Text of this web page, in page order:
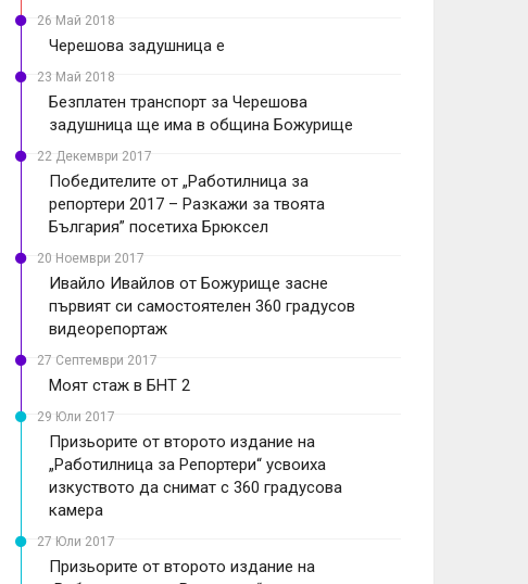
26 Май 2018
Черешова задушница е
23 Май 2018
Безплатен транспорт за Черешова
задушница ще има в община Божурище
22 Декември 2017
Победителите от „Работилница за
репортери 2017 – Разкажи за твоята
България” посетиха Брюксел
20 Ноември 2017
Ивайло Ивайлов от Божурище засне
първият си самостоятелен 360 градусов
видеорепортаж
27 Септември 2017
Моят стаж в БНТ 2
29 Юли 2017
Призьорите от второто издание на
„Работилница за Репортери“ усвоиха
изкуството да снимат с 360 градусова
камера
27 Юли 2017
Призьорите от второто издание на